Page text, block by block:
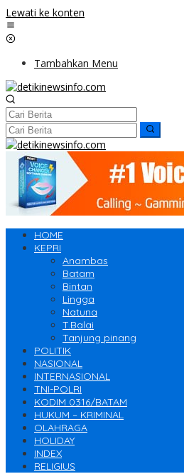
Lewati ke konten
Tambahkan Menu
HOME
KEPRI
Anambas
Batam
Bintan
Lingga
Natuna
T.Balai
Tanjung pinang
POLITIK
NASIONAL
INTERNASIONAL
TNI-POLRI
KODIM 0316/BATAM
HUKUM – KRIMINAL
OLAHRAGA
HOLIDAY
INDEX
RELIGIUS